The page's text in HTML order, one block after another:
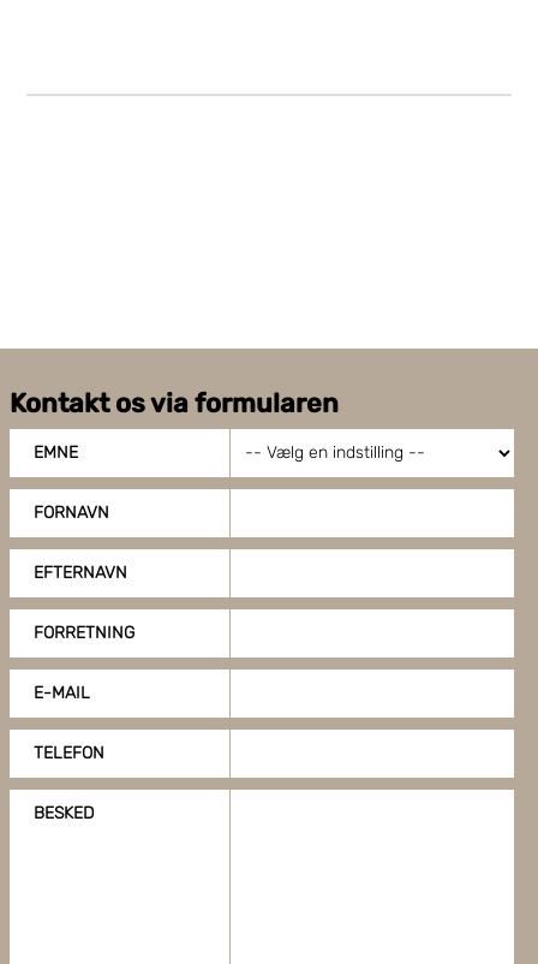
Kontakt os via formularen
EMNE
FORNAVN
EFTERNAVN
FORRETNING
E-MAIL
TELEFON
BESKED